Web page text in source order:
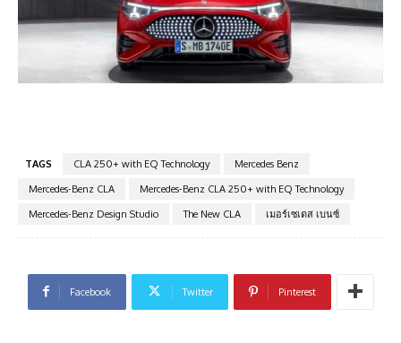
TAGS CLA 250+ with EQ Technology
Mercedes Benz
Mercedes-Benz CLA
Mercedes-Benz CLA 250+ with EQ Technology
Mercedes-Benz Design Studio
The New CLA เมอร์เซเดส เบนซ์
Facebook Twitter Pinterest